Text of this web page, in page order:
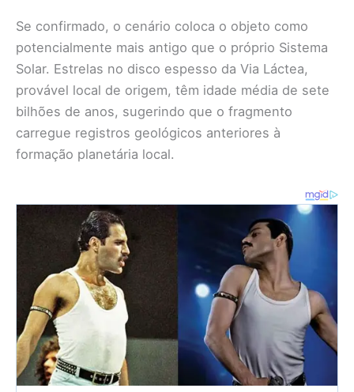
Se confirmado, o cenário coloca o objeto como
potencialmente mais antigo que o próprio Sistema
Solar. Estrelas no disco espesso da Via Láctea,
provável local de origem, têm idade média de sete
bilhões de anos, sugerindo que o fragmento
carregue registros geológicos anteriores à
formação planetária local.